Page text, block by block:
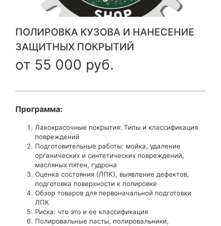
ПОЛИРОВКА КУЗОВА И НАНЕСЕНИЕ
ЗАЩИТНЫХ ПОКРЫТИЙ
от 55 000 руб.
Программа:
Лакокрасочные покрытия: Типы и классификация
повреждений
Подготовительные работы: мойка, удаление
органических и синтетических повреждений,
масляных пятен, гудрона
Оценка состояния (ЛПК), выявление дефектов,
подготовка поверхности к полировке
Обзор товаров для первоначальной подготовки
ЛПК
Риска: что это и ее классификация
Полировальные пасты, полировальники,